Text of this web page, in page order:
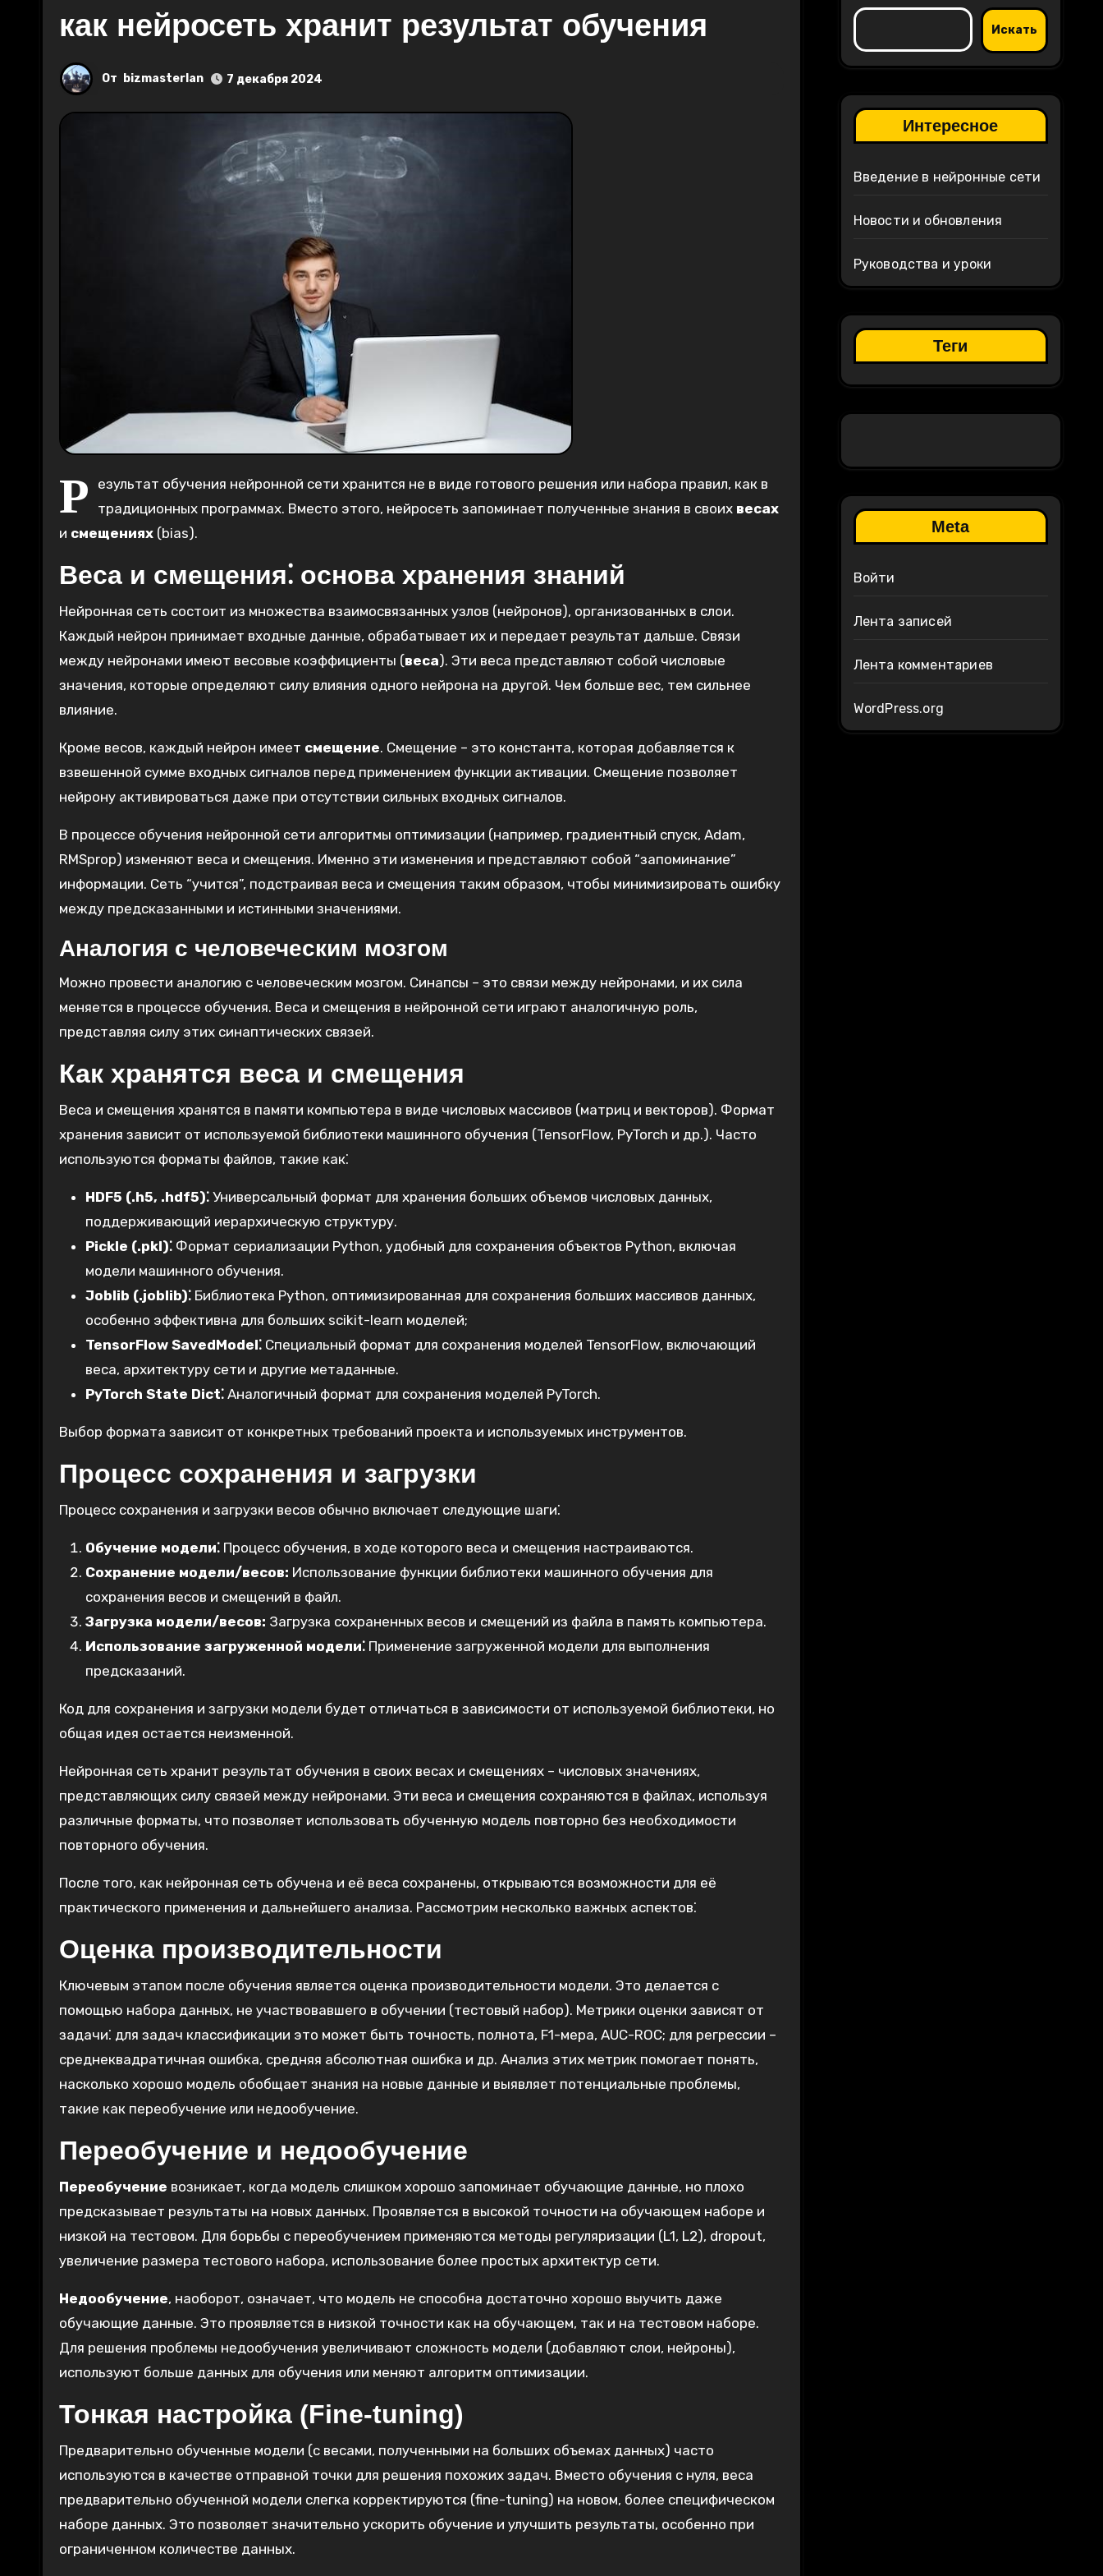
как нейросеть хранит результат обучения
От bizmasterlan 7 декабря 2024
Р
езультат обучения нейронной сети хранится не в виде готового решения или набора правил, как в
традиционных программах. Вместо этого, нейросеть запоминает полученные знания в своих весах
и смещениях (bias).
Веса и смещения⁚ основа хранения знаний
Нейронная сеть состоит из множества взаимосвязанных узлов (нейронов), организованных в слои.
Каждый нейрон принимает входные данные, обрабатывает их и передает результат дальше. Связи
между нейронами имеют весовые коэффициенты (веса). Эти веса представляют собой числовые
значения, которые определяют силу влияния одного нейрона на другой. Чем больше вес, тем сильнее
влияние.
Кроме весов, каждый нейрон имеет смещение. Смещение – это константа, которая добавляется к
взвешенной сумме входных сигналов перед применением функции активации. Смещение позволяет
нейрону активироваться даже при отсутствии сильных входных сигналов.
В процессе обучения нейронной сети алгоритмы оптимизации (например, градиентный спуск, Adam,
RMSprop) изменяют веса и смещения. Именно эти изменения и представляют собой “запоминание”
информации. Сеть “учится”, подстраивая веса и смещения таким образом, чтобы минимизировать ошибку
между предсказанными и истинными значениями.
Аналогия с человеческим мозгом
Можно провести аналогию с человеческим мозгом. Синапсы – это связи между нейронами, и их сила
меняется в процессе обучения. Веса и смещения в нейронной сети играют аналогичную роль,
представляя силу этих синаптических связей.
Как хранятся веса и смещения
Веса и смещения хранятся в памяти компьютера в виде числовых массивов (матриц и векторов). Формат
хранения зависит от используемой библиотеки машинного обучения (TensorFlow, PyTorch и др.). Часто
используются форматы файлов, такие как⁚
HDF5 (.h5, .hdf5)⁚ Универсальный формат для хранения больших объемов числовых данных,
поддерживающий иерархическую структуру.
Pickle (.pkl)⁚ Формат сериализации Python, удобный для сохранения объектов Python, включая
модели машинного обучения.
Joblib (.joblib)⁚ Библиотека Python, оптимизированная для сохранения больших массивов данных,
особенно эффективна для больших scikit-learn моделей;
TensorFlow SavedModel⁚ Специальный формат для сохранения моделей TensorFlow, включающий
веса, архитектуру сети и другие метаданные.
PyTorch State Dict⁚ Аналогичный формат для сохранения моделей PyTorch.
Выбор формата зависит от конкретных требований проекта и используемых инструментов.
Процесс сохранения и загрузки
Процесс сохранения и загрузки весов обычно включает следующие шаги⁚
Обучение модели⁚ Процесс обучения, в ходе которого веса и смещения настраиваются.
Сохранение модели/весов: Использование функции библиотеки машинного обучения для
сохранения весов и смещений в файл.
Загрузка модели/весов: Загрузка сохраненных весов и смещений из файла в память компьютера.
Использование загруженной модели⁚ Применение загруженной модели для выполнения
предсказаний.
Код для сохранения и загрузки модели будет отличаться в зависимости от используемой библиотеки, но
общая идея остается неизменной.
Нейронная сеть хранит результат обучения в своих весах и смещениях – числовых значениях,
представляющих силу связей между нейронами. Эти веса и смещения сохраняются в файлах, используя
различные форматы, что позволяет использовать обученную модель повторно без необходимости
повторного обучения.
После того, как нейронная сеть обучена и её веса сохранены, открываются возможности для её
практического применения и дальнейшего анализа. Рассмотрим несколько важных аспектов⁚
Оценка производительности
Ключевым этапом после обучения является оценка производительности модели. Это делается с
помощью набора данных, не участвовавшего в обучении (тестовый набор). Метрики оценки зависят от
задачи⁚ для задач классификации это может быть точность, полнота, F1-мера, AUC-ROC; для регрессии –
среднеквадратичная ошибка, средняя абсолютная ошибка и др. Анализ этих метрик помогает понять,
насколько хорошо модель обобщает знания на новые данные и выявляет потенциальные проблемы,
такие как переобучение или недообучение.
Переобучение и недообучение
Переобучение возникает, когда модель слишком хорошо запоминает обучающие данные, но плохо
предсказывает результаты на новых данных. Проявляется в высокой точности на обучающем наборе и
низкой на тестовом. Для борьбы с переобучением применяются методы регуляризации (L1, L2), dropout,
увеличение размера тестового набора, использование более простых архитектур сети.
Недообучение, наоборот, означает, что модель не способна достаточно хорошо выучить даже
обучающие данные. Это проявляется в низкой точности как на обучающем, так и на тестовом наборе.
Для решения проблемы недообучения увеличивают сложность модели (добавляют слои, нейроны),
используют больше данных для обучения или меняют алгоритм оптимизации.
Тонкая настройка (Fine-tuning)
Предварительно обученные модели (с весами, полученными на больших объемах данных) часто
используются в качестве отправной точки для решения похожих задач. Вместо обучения с нуля, веса
предварительно обученной модели слегка корректируются (fine-tuning) на новом, более специфическом
наборе данных. Это позволяет значительно ускорить обучение и улучшить результаты, особенно при
ограниченном количестве данных.
Искать
Интересное
Введение в нейронные сети
Новости и обновления
Руководства и уроки
Теги
Meta
Войти
Лента записей
Лента комментариев
WordPress.org